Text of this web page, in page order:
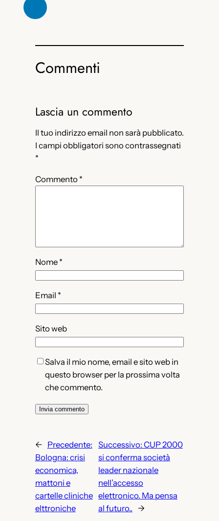
Commenti
Lascia un commento
Il tuo indirizzo email non sarà pubblicato.
I campi obbligatori sono contrassegnati
*
Commento *
Nome *
Email *
Sito web
Salva il mio nome, email e sito web in
questo browser per la prossima volta
che commento.
←
Precedente:
Bologna: crisi
economica,
mattoni e
cartelle cliniche
elttroniche
Successivo: CUP 2000
si conferma società
leader nazionale
nell’accesso
elettronico. Ma pensa
al futuro..
→